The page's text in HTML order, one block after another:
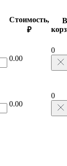
Стоимость,
₽
В
0.00
0
0.00
0